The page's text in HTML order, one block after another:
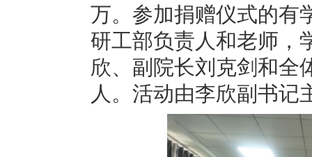
万。参加捐赠仪式的有
研工部负责人和老师，
欣、副院长刘克剑和全
人。活动由李欣副书记